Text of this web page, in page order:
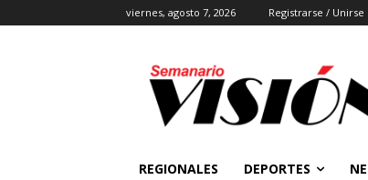
viernes, agosto 7, 2026 Registrarse / Unirse
REGIONALES DEPORTES